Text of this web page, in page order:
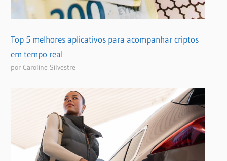
Top 5 melhores aplicativos para acompanhar criptos
em tempo real
por Caroline Silvestre